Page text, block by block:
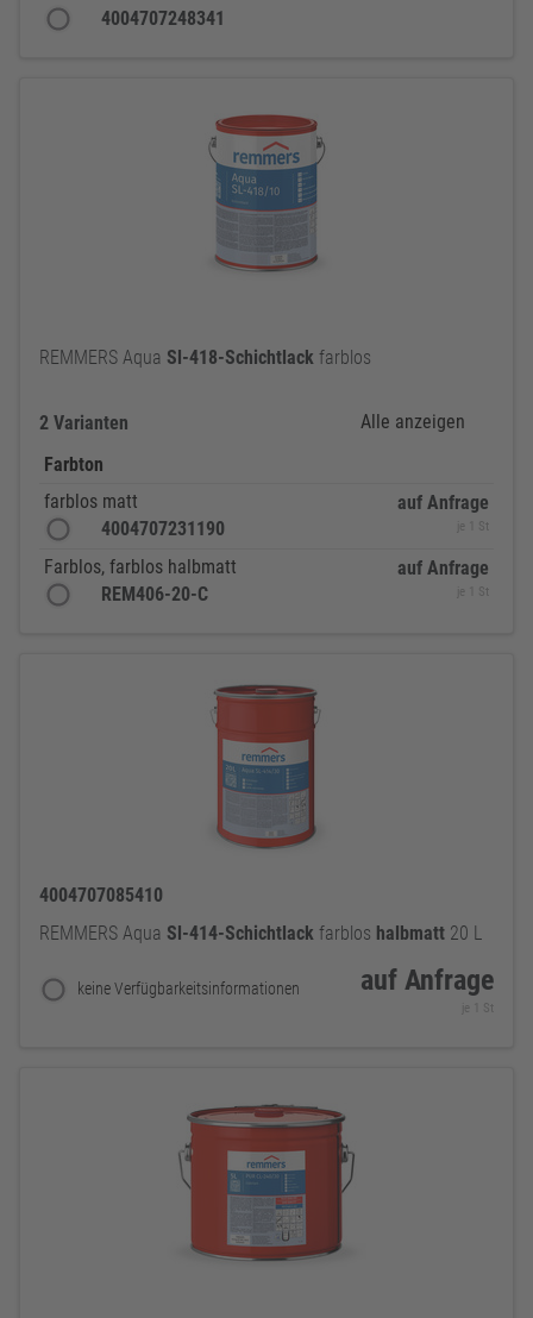
4004707248341
REMMERS Aqua Sl-418-Schichtlack farblos
2 Varianten
Alle anzeigen
Farbton
farblos matt
4004707231190
auf Anfrage
je 1 St
Farblos, farblos halbmatt
REM406-20-C
auf Anfrage
je 1 St
4004707085410
REMMERS Aqua Sl-414-Schichtlack farblos halbmatt 20 L
keine Verfügbarkeitsinformationen auf Anfrage
je 1 St